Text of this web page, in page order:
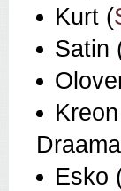
Kurt (
Satin
Esko